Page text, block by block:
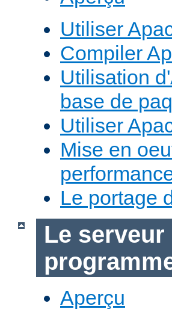
Utiliser
Compiler
Utilisation
base de
Utiliser
Mise en
Le portage
Le serveur
Aperçu